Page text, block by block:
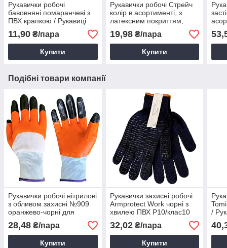
Рукавички робочі
бавовняні помаранчеві з
ПВХ крапкою / Рукавиці
захисні
11,90 ₴/пара
Купити
Рукавички робочі Стрейч
колір в асортименті, з
латексним покриттям,
рукавички стрейч,
рукавички для городу
19,98₴/пара
Купити
Подібні товари компанії
Рукавички робочі нітрилові
з обливом захисні №909
оранжево-чорні для
28,48 ₴/пара
Купити
Рукавички захисні робочі
Armprotect Work чорні з
хвилею ПВХ Р10/клас10
для садових, будівельних
робіт
32,02₴/пара
Купити
/